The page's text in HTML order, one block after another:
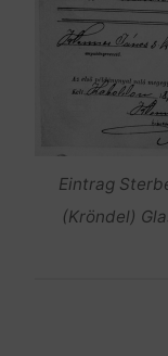
Eintrag
(Kröndel)